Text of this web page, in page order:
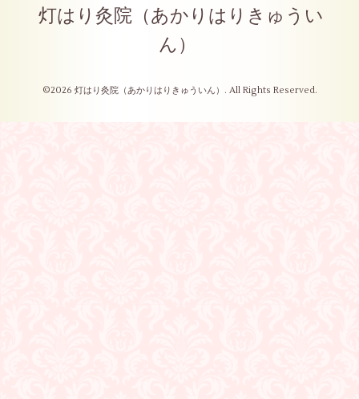
灯はり灸院（あかりはりきゅうい
ん）
©2026 灯はり灸院（あかりはりきゅういん） . All Rights Reserved.